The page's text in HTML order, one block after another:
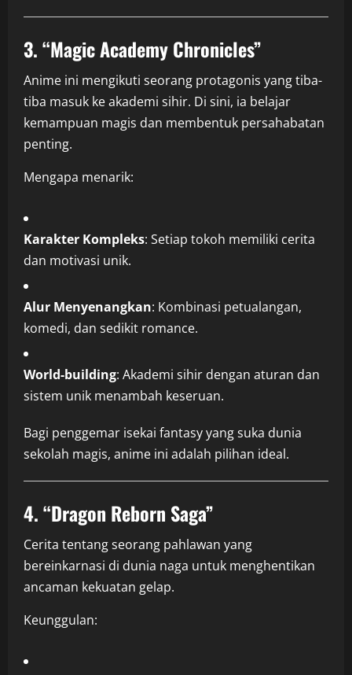
3.“Magic Academy Chronicles”
Anime ini mengikuti seorang protagonis yang tiba-
tiba masuk ke akademi sihir. Di sini, ia belajar
kemampuan magis dan membentuk persahabatan
penting.
Mengapa menarik:
Karakter Kompleks: Setiap tokoh memiliki cerita
dan motivasi unik.
Alur Menyenangkan: Kombinasi petualangan,
komedi, dan sedikit romance.
World-building: Akademi sihir dengan aturan dan
sistem unik menambah keseruan.
Bagi penggemar isekai fantasy yang suka dunia
sekolah magis, anime ini adalah pilihan ideal.
4.“Dragon Reborn Saga”
Cerita tentang seorang pahlawan yang
bereinkarnasi di dunia naga untuk menghentikan
ancaman kekuatan gelap.
Keunggulan: